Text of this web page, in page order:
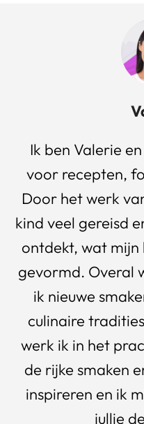
Ik ben Valerie
voor recepten,
Door het werk
kind veel gereisd
ontdekt, wat
gevormd. Overal
ik nieuwe
culinaire
werk ik in het
de rijke smaken
inspireren en ik
jullie